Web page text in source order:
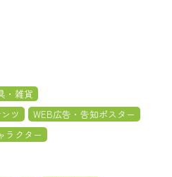
・雑貨
ツ
WEB広告・告知ポスター
ラクター